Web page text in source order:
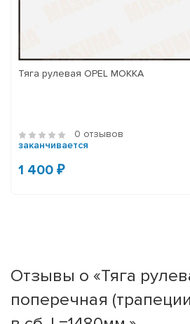
Тяга рулевая OPEL MOKKA
0 отзывов
заканчивается
1 400 ₽
Отзывы о «Тяга
поперечная